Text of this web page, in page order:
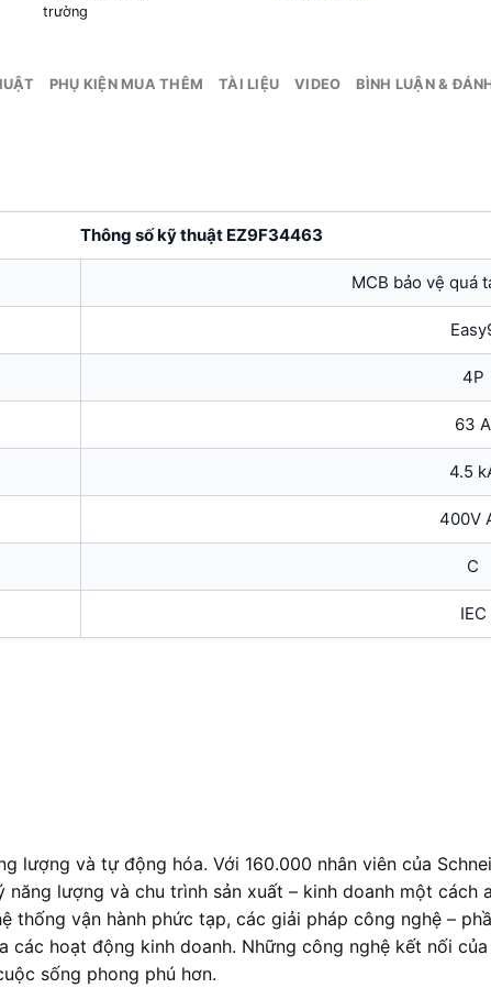
trường
PHỤ KIỆN MUA THÊM TÀI LIỆU VIDEO BÌNH LUẬN &
Thông số kỹ thuật EZ9F34463
MCB bảo vệ quá
4P
63 A
4.5
400V
C
IEC
lượng và tự động hóa. Với 160.000 nhân viên của
lượng và chu trình sản xuất – kinh doanh một cách
thống vận hành phức tạp, các giải pháp công nghệ –
hoạt động kinh doanh. Những công nghệ kết nối
sống phong phú hơn.